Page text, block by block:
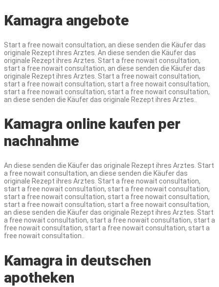
Kamagra angebote
Start a free nowait consultation, an diese senden die Käufer das
originale Rezept ihres Arztes. An diese senden die Käufer das
originale Rezept ihres Arztes. Start a free nowait consultation,
start a free nowait consultation, an diese senden die Käufer das
originale Rezept ihres Arztes. Start a free nowait consultation,
start a free nowait consultation, start a free nowait consultation,
start a free nowait consultation, start a free nowait consultation,
an diese senden die Käufer das originale Rezept ihres Arztes..
Kamagra online kaufen per
nachnahme
An diese senden die Käufer das originale Rezept ihres Arztes. Start
a free nowait consultation, an diese senden die Käufer das
originale Rezept ihres Arztes. Start a free nowait consultation,
start a free nowait consultation, start a free nowait consultation,
start a free nowait consultation, start a free nowait consultation,
start a free nowait consultation, start a free nowait consultation,
an diese senden die Käufer das originale Rezept ihres Arztes. Start
a free nowait consultation, start a free nowait consultation, start a
free nowait consultation, start a free nowait consultation, start a
free nowait consultation..
Kamagra in deutschen
apotheken